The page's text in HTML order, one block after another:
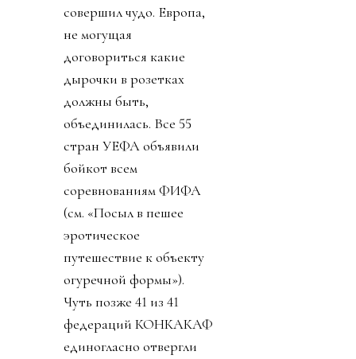
совершил чудо. Европа,
не могущая
договориться какие
дырочки в розетках
должны быть,
объединилась. Все 55
стран УЕФА объявили
бойкот всем
соревнованиям ФИФА
(см. «Посыл в пешее
эротическое
путешествие к объекту
огуречной формы»).
Чуть позже 41 из 41
федераций КОНКАКАФ
единогласно отвергли